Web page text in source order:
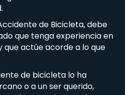
de Bicicleta, debe
que tenga experiencia en
actúe acorde a lo que
de bicicleta lo ha
o a un ser querido,